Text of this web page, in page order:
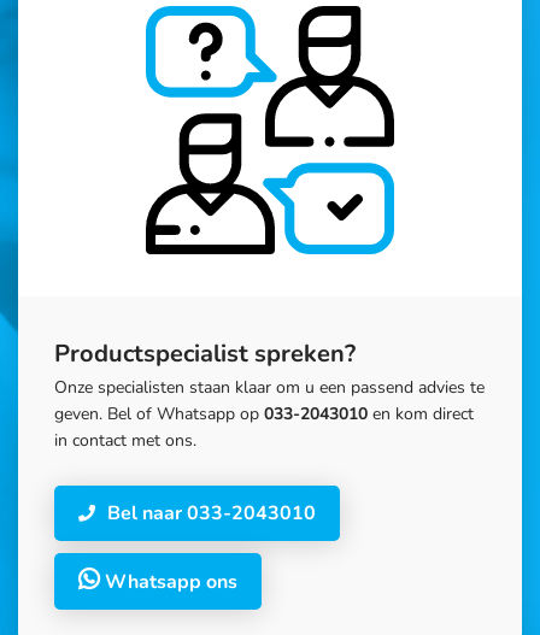
Productspecialist spreken?
Onze specialisten staan klaar om u een passend advies te
geven. Bel of Whatsapp op 033-2043010 en kom direct
in contact met ons.
Bel naar 033-2043010
Whatsapp ons